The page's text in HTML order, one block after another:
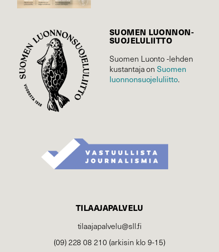
SUOMEN LUONNON­
SUOJELU­LIITTO
Suomen Luonto -lehden
kustantaja onSuomen
luonnonsuojelu­liitto.
TILAAJAPALVELU
tilaajapalvelu@sll.fi
(09) 228 08 210 (arkisin klo 9-15)